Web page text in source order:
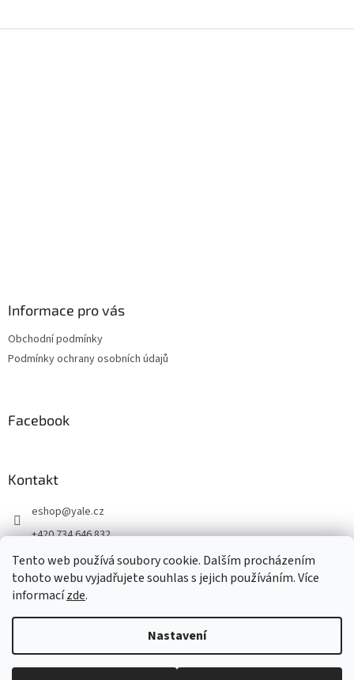
Tento web používá soubory cookie. Dalším procházením
tohoto webu vyjadřujete souhlas s jejich používáním. Více
informacízde.
Nastavení
Informace pro vás
Obchodní podmínky
Podmínky ochrany osobních údajů
Facebook
Kontakt
eshop@yale.cz
+420 734 646 832
+420 734 646 832
Připojte se k nám
Vytvořil Shoptet